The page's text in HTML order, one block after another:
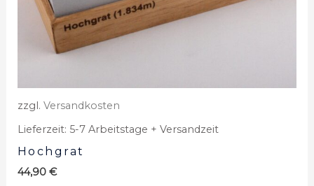
zzgl. Versandkosten
Lieferzeit: 5-7 Arbeitstage + Versandzeit
Hochgrat
44,90 €